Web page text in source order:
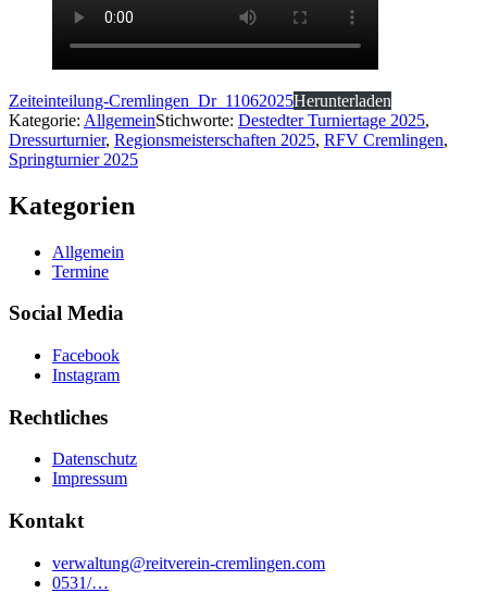
Zeiteinteilung-Cremlingen_Dr_11062025Herunterladen
Kategorie: AllgemeinStichworte: Destedter Turniertage 2025,
Dressurturnier, Regionsmeisterschaften 2025, RFV Cremlingen,
Springturnier 2025
Kategorien
Allgemein
Termine
Social Media
Facebook
Instagram
Rechtliches
Datenschutz
Impressum
Kontakt
verwaltung@reitverein-cremlingen.com
0531/…